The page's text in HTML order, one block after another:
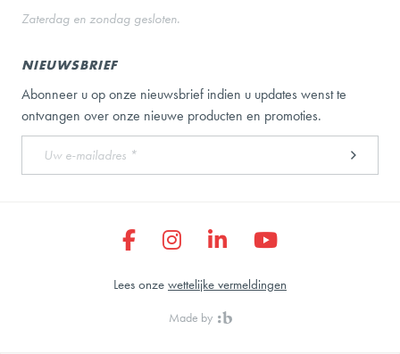
Zaterdag en zondag gesloten.
NIEUWSBRIEF
Abonneer u op onze nieuwsbrief indien u updates wenst te
ontvangen over onze nieuwe producten en promoties.
Made by
Lees onze wettelijke vermeldingen